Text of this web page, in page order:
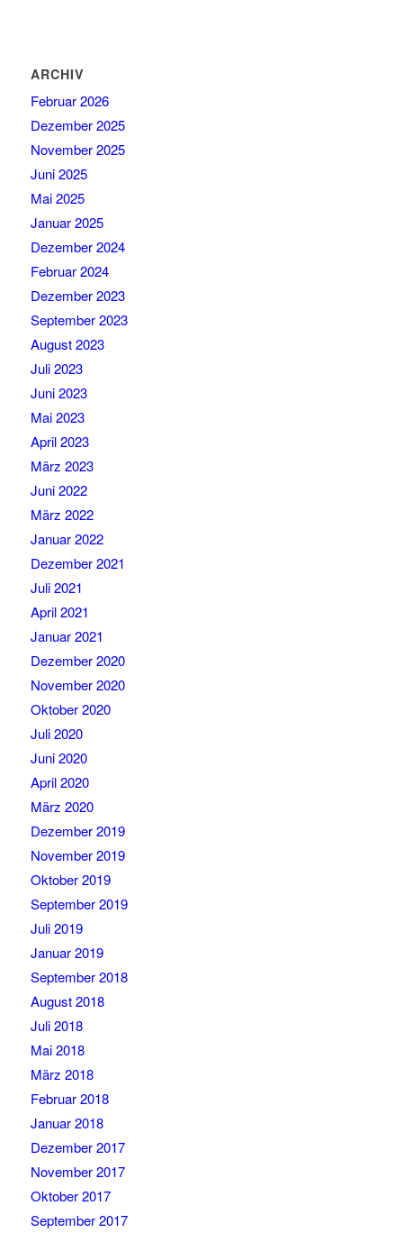
ARCHIV
Februar 2026
Dezember 2025
November 2025
Juni 2025
Mai 2025
Januar 2025
Dezember 2024
Februar 2024
Dezember 2023
September 2023
August 2023
Juli 2023
Juni 2023
Mai 2023
April 2023
März 2023
Juni 2022
März 2022
Januar 2022
Dezember 2021
Juli 2021
April 2021
Januar 2021
Dezember 2020
November 2020
Oktober 2020
Juli 2020
Juni 2020
April 2020
März 2020
Dezember 2019
November 2019
Oktober 2019
September 2019
Juli 2019
Januar 2019
September 2018
August 2018
Juli 2018
Mai 2018
März 2018
Februar 2018
Januar 2018
Dezember 2017
November 2017
Oktober 2017
September 2017